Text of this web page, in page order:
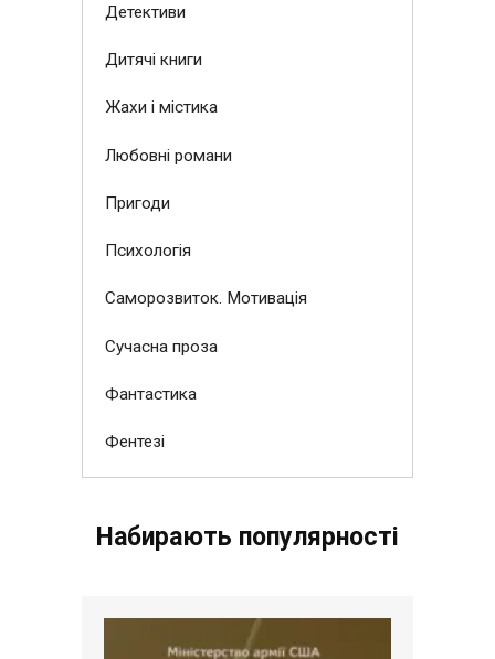
Детективи
Дитячі книги
Жахи і містика
Любовні романи
Пригоди
Психологія
Саморозвиток. Мотивація
Сучасна проза
Фантастика
Фентезі
Набирають популярності